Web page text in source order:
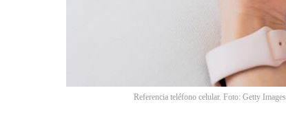
Referencia teléfono celular. Foto: Getty Images